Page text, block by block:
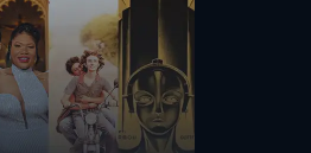
Abby Villasmil
Dora Sanders